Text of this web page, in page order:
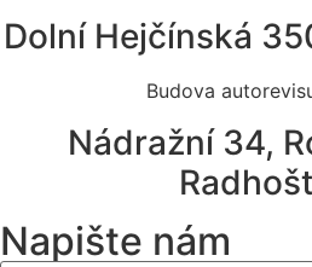
Dolní Hejčínská
Budova
Nádražní 34,
Napište nám